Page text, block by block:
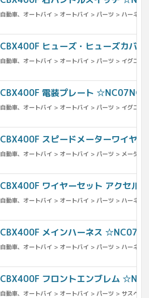
自動車、オートバイ > オートバイ > パーツ > ハーネス
CBX400F ヒューズ・ヒューズカバ
自動車、オートバイ > オートバイ > パーツ > イグニッ
CBX400F 電装プレート
自動車、オートバイ > オートバイ > パーツ > イグニッ
CBX400F スピードメーターワイヤ
自動車、オートバイ > オートバイ > パーツ > メーター
CBX400F ワイヤーセット アクセ
自動車、オートバイ > オートバイ > パーツ > ハーネス
CBX400F メインハーネス
自動車、オートバイ > オートバイ > パーツ > ハーネス
CBX400F フロントエンブレム
自動車、オートバイ > オートバイ > パーツ > サスペン